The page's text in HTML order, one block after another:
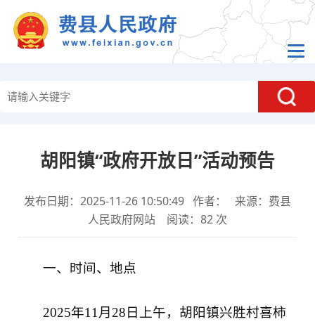
胡阳镇“政府开放日”活动预告
发布日期：2025-11-26 10:50:49 作者： 来源：费县
人民政府网站 阅读： 82 次
一、时间、地点
2025年11月28日上午，胡阳镇兴胜村喜柿